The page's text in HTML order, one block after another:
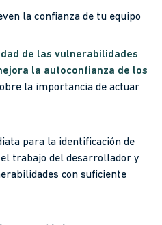
la confianza de tu equipo
de las vulnerabilidades
la autoconfianza de los
la importancia de actuar
para la identificación de
trabajo del desarrollador y
con suficiente